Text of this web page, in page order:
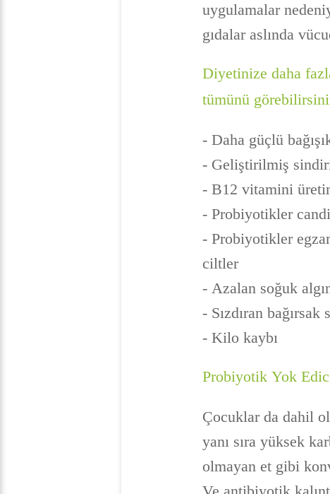
uygulamalar
gıdalar aslında
Diyetinize daha
tümünü
- Daha güçlü
- Geliştirilmiş
- B12 vitamini
- Probiyotikler
- Probiyotikler
ciltler
- Azalan soğuk
- Sızdıran
- Kilo kaybı
Probiyotik Yok
Çocuklar da dahil
yanı sıra yüksek
olmayan et gibi